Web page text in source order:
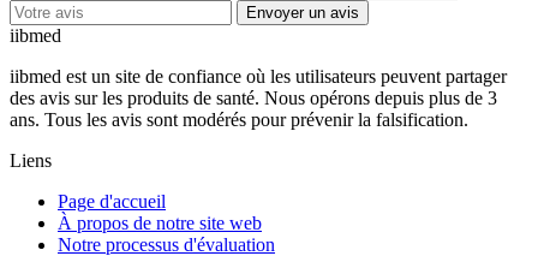
Envoyer un avis
iibmed
iibmed est un site de confiance où les utilisateurs peuvent partager
des avis sur les produits de santé. Nous opérons depuis plus de 3
ans. Tous les avis sont modérés pour prévenir la falsification.
Liens
Page d'accueil
À propos de notre site web
Notre processus d'évaluation